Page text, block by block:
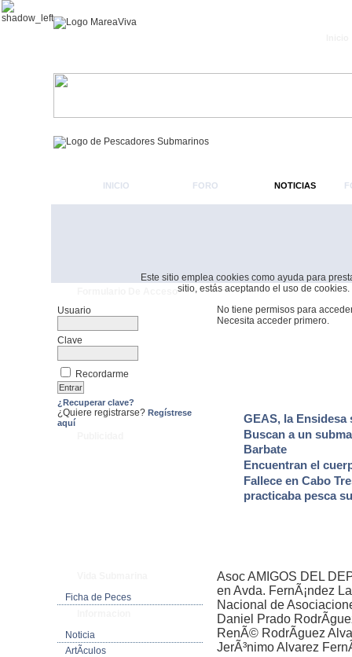
Este sitio emplea cookies como ayuda para
sitio, estás aceptando el uso de cookies.
INICIO FORO NOTICIAS
Usuario
Clave
Recordarme
¿Recuperar clave?
¿Quiere registrarse? Regístrese
aquí
Ficha de Peces
Noticia
ArtÃ­culos
No tiene permisos para
Necesita acceder primero.
GEAS, la Ensidesa
Buscan a un
Barbate
Encuentran el
Fallece en Cabo
practicaba pesca
Asoc AMIGOS DEL
en Avda. FernÃ¡ndez
Nacional de
Daniel Prado
RenÃ© RodrÃ­guez
JerÃ³nimo Alvarez